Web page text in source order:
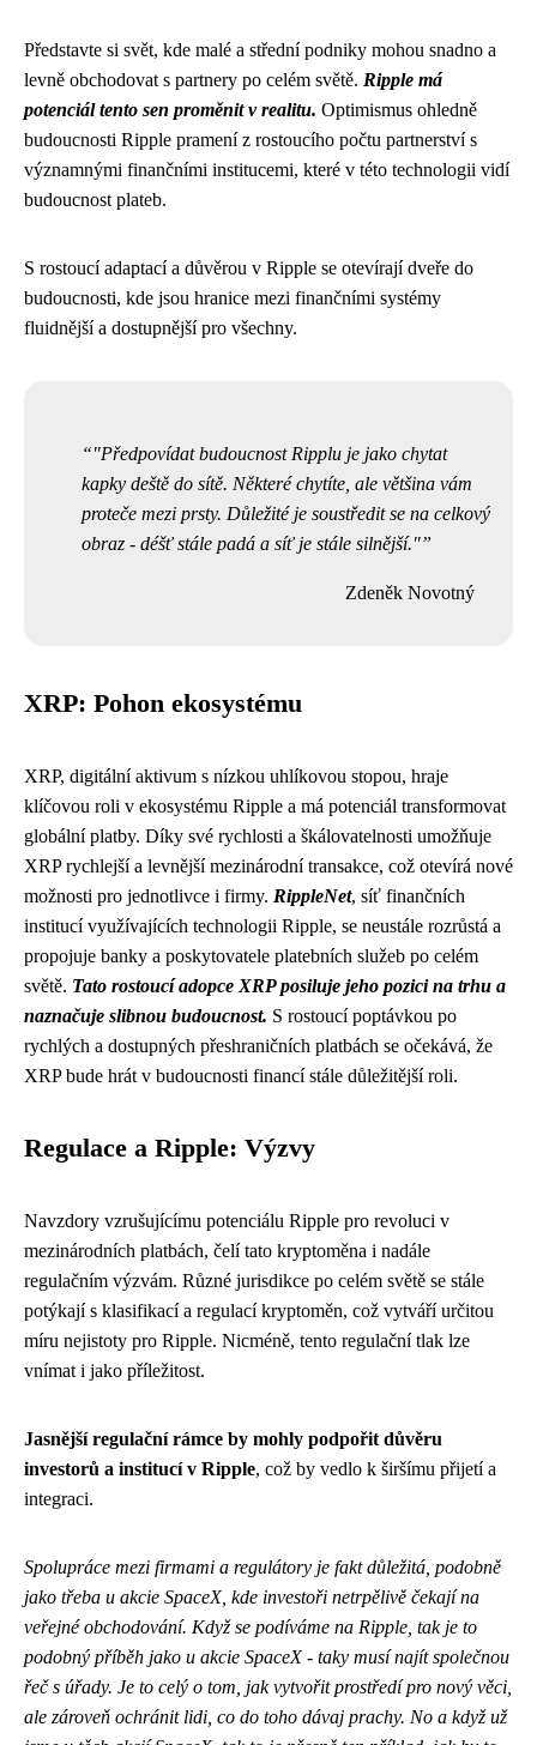
Představte si svět, kde malé a střední podniky mohou snadno a
levně obchodovat s partnery po celém světě. Ripple má
potenciál tento sen proměnit v realitu. Optimismus ohledně
budoucnosti Ripple pramení z rostoucího počtu partnerství s
významnými finančními institucemi, které v této technologii vidí
budoucnost plateb.
S rostoucí adaptací a důvěrou v Ripple se otevírají dveře do
budoucnosti, kde jsou hranice mezi finančními systémy
fluidnější a dostupnější pro všechny.
"Předpovídat budoucnost Ripplu je jako chytat
kapky deště do sítě. Některé chytíte, ale většina vám
proteče mezi prsty. Důležité je soustředit se na celkový
obraz - déšť stále padá a síť je stále silnější."
Zdeněk Novotný
XRP: Pohon ekosystému
XRP, digitální aktivum s nízkou uhlíkovou stopou, hraje
klíčovou roli v ekosystému Ripple a má potenciál transformovat
globální platby. Díky své rychlosti a škálovatelnosti umožňuje
XRP rychlejší a levnější mezinárodní transakce, což otevírá nové
možnosti pro jednotlivce i firmy. RippleNet, síť finančních
institucí využívajících technologii Ripple, se neustále rozrůstá a
propojuje banky a poskytovatele platebních služeb po celém
světě. Tato rostoucí adopce XRP posiluje jeho pozici na trhu a
naznačuje slibnou budoucnost. S rostoucí poptávkou po
rychlých a dostupných přeshraničních platbách se očekává, že
XRP bude hrát v budoucnosti financí stále důležitější roli.
Regulace a Ripple: Výzvy
Navzdory vzrušujícímu potenciálu Ripple pro revoluci v
mezinárodních platbách, čelí tato kryptoměna i nadále
regulačním výzvám. Různé jurisdikce po celém světě se stále
potýkají s klasifikací a regulací kryptoměn, což vytváří určitou
míru nejistoty pro Ripple. Nicméně, tento regulační tlak lze
vnímat i jako příležitost.
Jasnější regulační rámce by mohly podpořit důvěru
investorů a institucí v Ripple, což by vedlo k širšímu přijetí a
integraci.
Spolupráce mezi firmami a regulátory je fakt důležitá, podobně
jako třeba u akcie SpaceX, kde investoři netrpělivě čekají na
veřejné obchodování. Když se podíváme na Ripple, tak je to
podobný příběh jako u akcie SpaceX - taky musí najít společnou
řeč s úřady. Je to celý o tom, jak vytvořit prostředí pro nový věci,
ale zároveň ochránit lidi, co do toho dávaj prachy. No a když už